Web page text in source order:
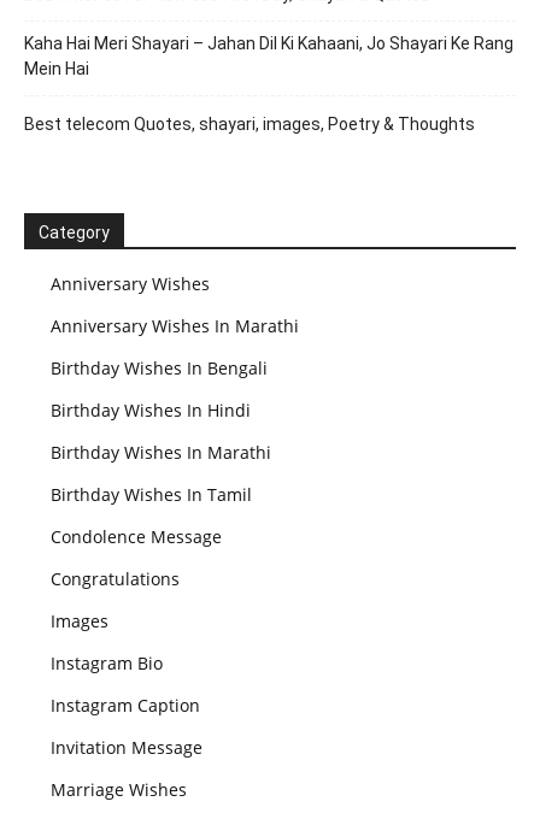
Kaha Hai Meri Shayari – Jahan Dil Ki Kahaani, Jo Shayari Ke Rang
Mein Hai
Best telecom Quotes, shayari, images, Poetry & Thoughts
Category
Anniversary Wishes
Anniversary Wishes In Marathi
Birthday Wishes In Bengali
Birthday Wishes In Hindi
Birthday Wishes In Marathi
Birthday Wishes In Tamil
Condolence Message
Congratulations
Images
Instagram Bio
Instagram Caption
Invitation Message
Marriage Wishes